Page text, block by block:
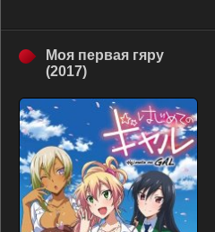
Моя первая гяру
(2017)